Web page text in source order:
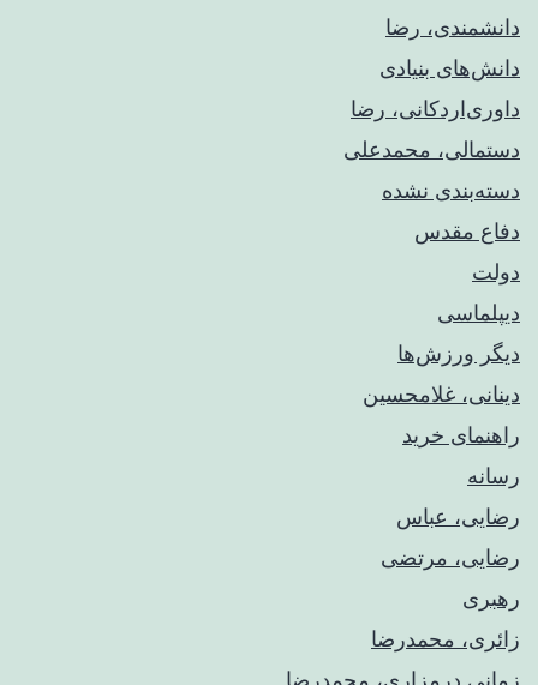
دانشمندی، رضا
دانش‌های بنیادی
داوری‌اردکانی، رضا
دستمالی، محمدعلی
دسته‌بندی نشده
دفاع مقدس
دولت
دیپلماسی
دیگر ورزش‌ها
دینانی، غلامحسین
راهنمای خريد
رسانه
رضایی، عباس
رضایی، مرتضی
رهبری
زائری، محمدرضا
زمانی درمزاری، محمدرضا